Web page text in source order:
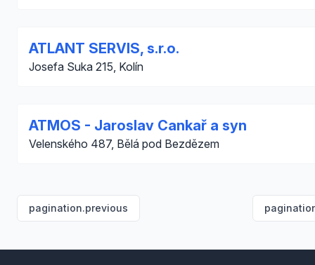
ATLANT SERVIS, s.r.o.
Josefa Suka 215, Kolín
ATMOS - Jaroslav Cankař a syn
Velenského 487, Bělá pod Bezdězem
pagination.previous